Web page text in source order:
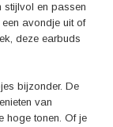
draadloze vrijheid
oordopjes de
wil genieten.
II Wit en ervaar
stijlvol en passen
avondje uit of
deze earbuds
bijzonder. De
van
hoge tonen. Of je